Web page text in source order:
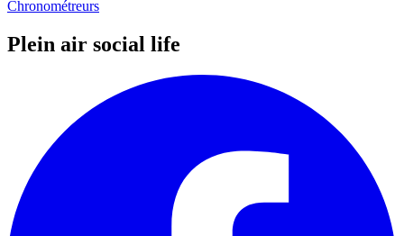
Chronométreurs
Plein air social life